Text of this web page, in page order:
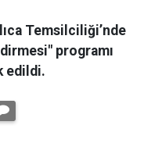
Temsilciliği’nde
programı
edildi.